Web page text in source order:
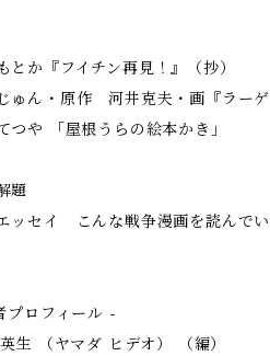
とか『フイチン再見！』（抄）
ゅん・原作 河井克夫・画『ラーゲ
つや 「屋根うらの絵本かき」
題
ッセイ こんな戦争漫画を読んでい
プロフィール -
生 （ヤマダ ヒデオ） （編）